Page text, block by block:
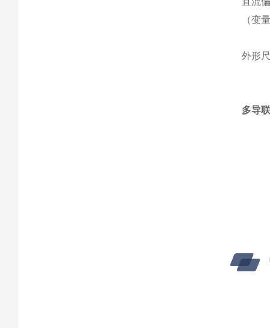
（变
外形
多导